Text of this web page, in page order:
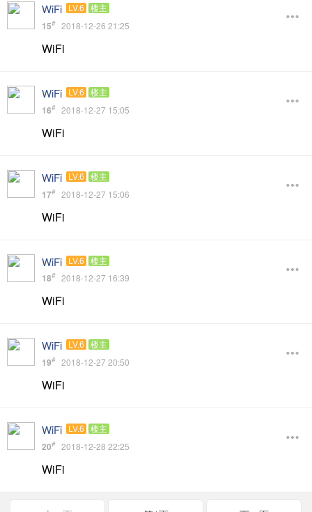
WiFi LV.6 楼主
15# 2018-12-26 21:25
WiFi
WiFi LV.6 楼主
16# 2018-12-27 15:05
WiFi
WiFi LV.6 楼主
17# 2018-12-27 15:06
WiFi
WiFi LV.6 楼主
18# 2018-12-27 16:39
WiFi
WiFi LV.6 楼主
19# 2018-12-27 20:50
WiFi
WiFi LV.6 楼主
20# 2018-12-28 22:25
WiFi